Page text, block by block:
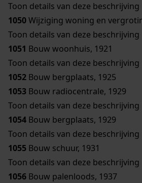
Toon details van deze beschrijving
1050Wijziging woning en
Toon details van deze beschrijving
1051 Bouw woonhuis, 1921
Toon details van deze beschrijving
1052 Bouw bergplaats, 1925
1053 Bouw radiocentrale, 1929
Toon details van deze beschrijving
1054 Bouw bergplaats, 1929
Toon details van deze beschrijving
1055 Bouw schuur, 1931
Toon details van deze beschrijving
1056 Bouw palenloods, 1937